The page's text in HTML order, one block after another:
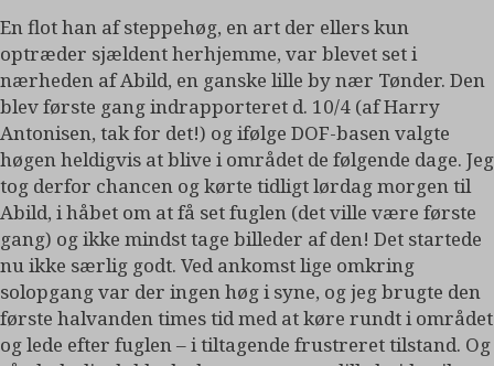
En flot han af steppehøg, en art der ellers kun
optræder sjældent herhjemme, var blevet set i
nærheden af Abild, en ganske lille by nær Tønder. Den
blev første gang indrapporteret d. 10/4 (af Harry
Antonisen, tak for det!) og ifølge DOF-basen valgte
høgen heldigvis at blive i området de følgende dage. Jeg
tog derfor chancen og kørte tidligt lørdag morgen til
Abild, i håbet om at få set fuglen (det ville være første
gang) og ikke mindst tage billeder af den! Det startede
nu ikke særlig godt. Ved ankomst lige omkring
solopgang var der ingen høg i syne, og jeg brugte den
første halvanden times tid med at køre rundt i området
og lede efter fuglen – i tiltagende frustreret tilstand. Og